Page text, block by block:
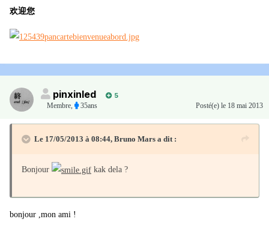
欢迎您
pinxinled
5
Membre, 35ans Posté(e) le 18 mai 2013
Le 17/05/2013 à 08:44, Bruno Mars a dit :
Bonjour kak dela ?
bonjour ,mon ami !